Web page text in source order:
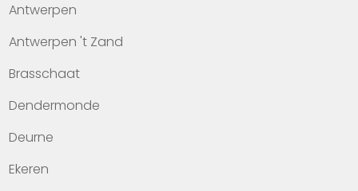
Kennis van wonen
Kantoren
Veelgestelde vragen
Werken bij Heylen Vastgoed
Contact
Antwerpen
Antwerpen 't Zand
Brasschaat
Dendermonde
Deurne
Ekeren